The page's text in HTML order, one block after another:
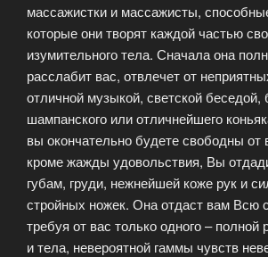
массажистки и массажисты,
которые они творят каждой частью
изумительного тела. Сначала она
расслабит вас, отвлечет от
отличной музыкой, светской беседой,
шампанского или отличнейшего
вы окончательно будете свободны от
кроме жажды удовольствия, Вы
губам, груди, нежнейшей коже рук и
стройных ножек. Она отдаст вам Всю
требуя от вас только одного –
и тела, невероятной гаммы чувств